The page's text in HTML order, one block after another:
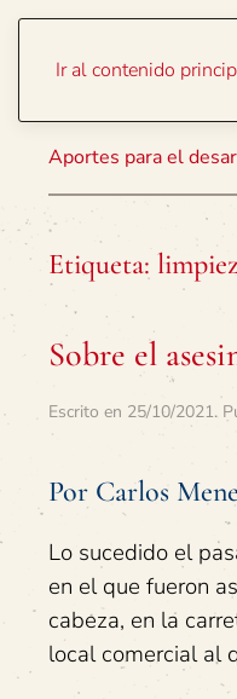
Ir al contenido
Aportes para el
Etiqueta:
Sobre el
Escrito en 25/10/2021.
Por Carlos
Lo sucedido el
en el que fueron
cabeza, en la
local comercial al